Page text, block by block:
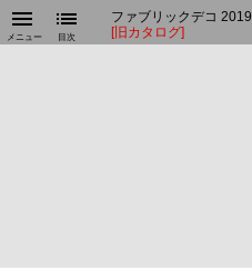
menu
メニュー
ファブリックデコ 2019
[旧カタログ]
list
目次